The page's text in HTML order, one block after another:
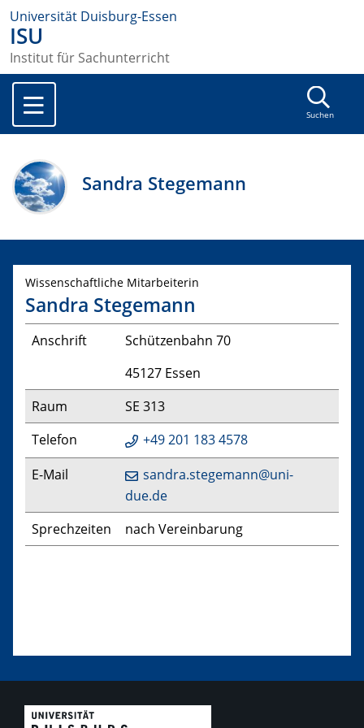
Universität Duisburg-Essen
ISU
Institut für Sachunterricht
Suchen
Sandra Stegemann
Wissenschaftliche Mitarbeiterin
Sandra Stegemann
Anschrift
Schützenbahn 70
45127 Essen
Raum
SE 313
Telefon
+49 201 183 4578
E-Mail
sandra.stegemann@uni-
due.de
Sprechzeiten
nach Vereinbarung